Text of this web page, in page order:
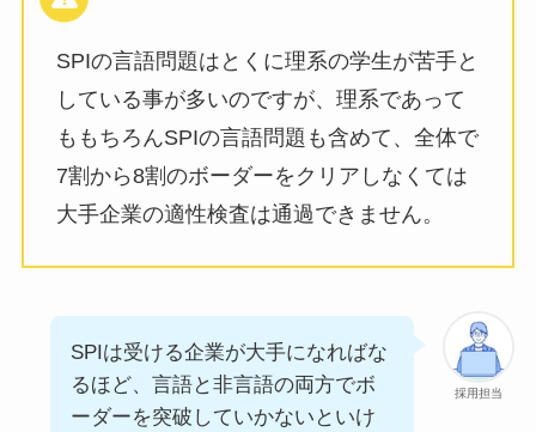
SPIの言語問題はとくに理系の学生が苦手と
している事が多いのですが、理系であって
ももちろんSPIの言語問題も含めて、全体で
7割から8割のボーダーをクリアしなくては
大手企業の適性検査は通過できません。
採用担当
SPIは受ける企業が大手になればな
るほど、言語と非言語の両方でボ
ーダーを突破していかないといけ